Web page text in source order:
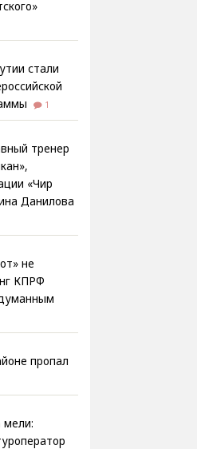
стали
1
тренер
«Чир
Данилова
не
КПРФ
пропал
мели: